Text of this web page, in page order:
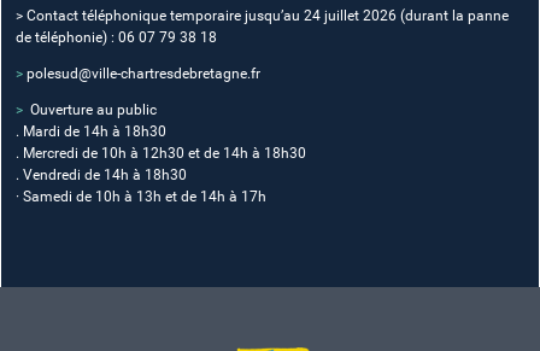
> Contact téléphonique temporaire jusqu’au 24 juillet 2026 (durant la panne
de téléphonie) : 06 07 79 38 18
> polesud@ville-chartresdebretagne.fr
> Ouverture au public
. Mardi de 14h à 18h30
. Mercredi de 10h à 12h30 et de 14h à 18h30
. Vendredi de 14h à 18h30
· Samedi de 10h à 13h et de 14h à 17h